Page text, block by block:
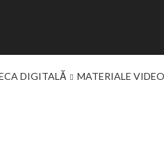
DIGITALĂ MATERIALE VIDEO